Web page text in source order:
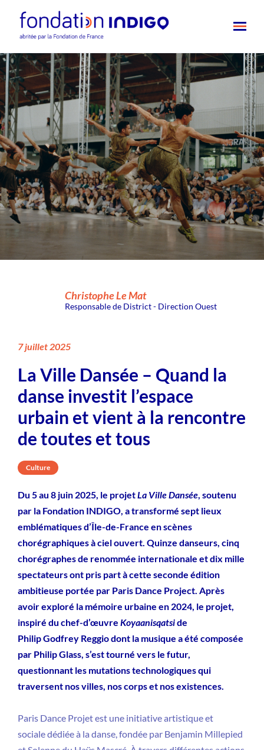
Christophe Le Mat
Responsable de District - Direction Ouest
7 juillet 2025
La Ville Dansée – Quand la
danse investit l’espace
urbain et vient à la rencontre
de toutes et tous
Culture
Du 5 au 8 juin 2025, le projetLa Ville Dansée, soutenu
par la Fondation INDIGO, a transformé sept lieux
emblématiques d’Île-de-France en scènes
chorégraphiques à ciel ouvert. Quinze danseurs, cinq
chorégraphes de renommée internationale et dix mille
spectateurs ont pris part à cette seconde édition
ambitieuse portée par Paris Dance Project. Après
avoir exploré la mémoire urbaine en 2024, le projet,
inspiré du chef-d’œuvre Koyaanisqatside
Philip Godfrey Reggio dont la musique a été composée
par Philip Glass, s’est tourné vers le futur,
questionnant les mutations technologiques qui
traversent nos villes, nos corps et nos existences.
Paris Dance Projet est une initiative artistique et
sociale dédiée à la danse, fondée par Benjamin Millepied